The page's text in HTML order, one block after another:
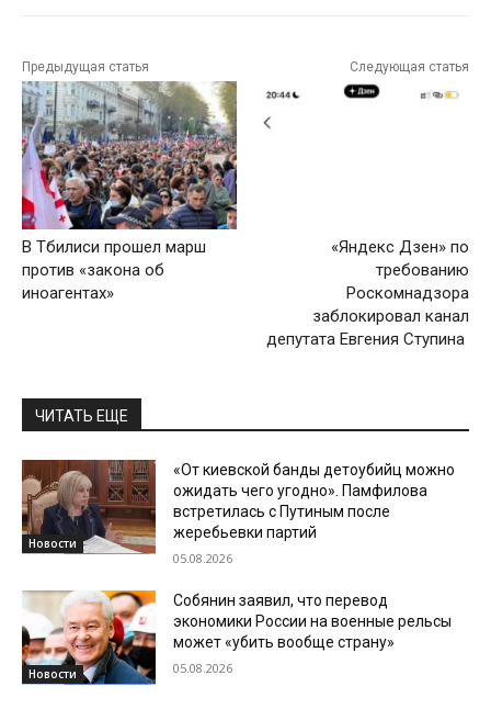
Предыдущая статья
В Тбилиси прошел марш
против «закона об
иноагентах»
Следующая статья
«Яндекс Дзен» по
требованию
Роскомнадзора
заблокировал канал
депутата Евгения Ступина
ЧИТАТЬ ЕЩЕ
Новости
«От киевской банды детоубийц можно
ожидать чего угодно». Памфилова
встретилась с Путиным после
жеребьевки партий
05.08.2026
Новости
Собянин заявил, что перевод
экономики России на военные рельсы
может «убить вообще страну»
05.08.2026